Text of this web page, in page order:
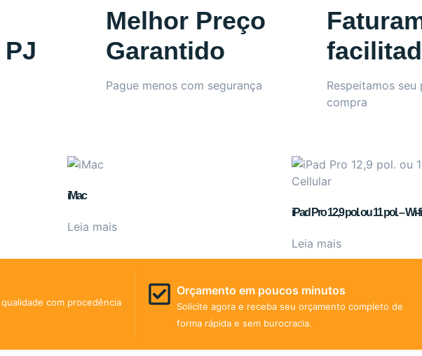
Melhor Preço
Garantido
Pague menos com segurança
Respeitamos
compra
iMac
Leia mais
iPad Pro 12,9 pol. ou 11 pol. – Wi-
Leia mais
com procedência
Orçamento em poucos minutos
Solicite agora e receba seu orçamento completo de
forma rápida e sem burocracia.